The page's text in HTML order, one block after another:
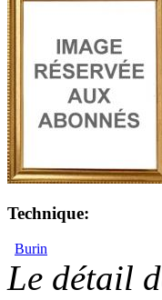
Technique:
Burin
Le détail